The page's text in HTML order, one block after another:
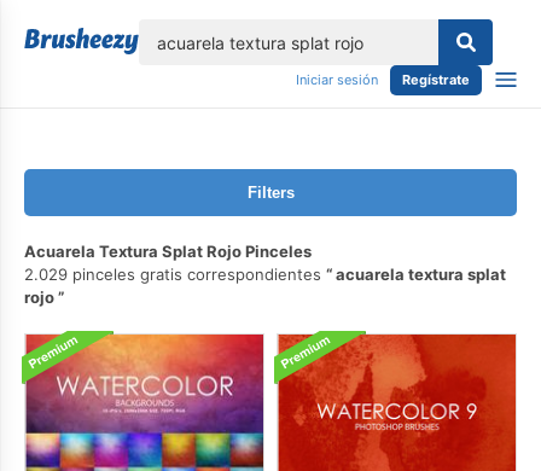
Iniciar sesión Regístrate
Filters
Acuarela Textura Splat Rojo Pinceles
2.029 pinceles gratis correspondientes
acuarela textura splat
rojo